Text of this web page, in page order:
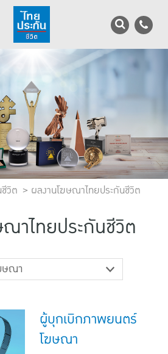
TH EN
งอายุ
วิต ผลงานโฆษณาไทยประกันชีวิต
าไทยประกันชีวิต
ษณา
ผู้บุกเบิกภาพยนตร์
โฆษณา